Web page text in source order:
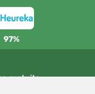
97%
gratuita
a 95 EUR